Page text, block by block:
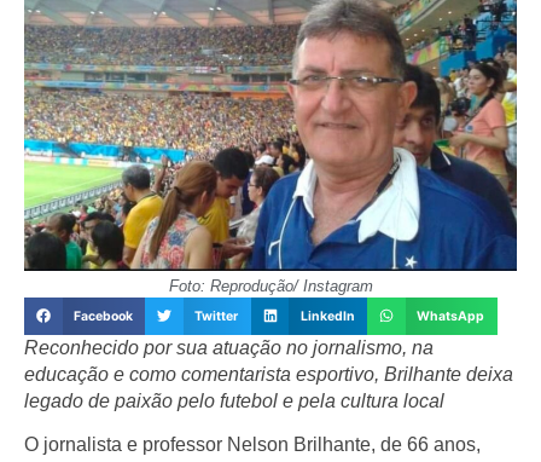
Foto: Reprodução/ Instagram
Facebook Twitter LinkedIn WhatsApp
Reconhecido por sua atuação no jornalismo, na
educação e como comentarista esportivo, Brilhante deixa
legado de paixão pelo futebol e pela cultura local
O jornalista e professor Nelson Brilhante, de 66 anos,